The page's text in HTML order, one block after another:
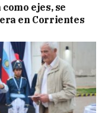
ejes, se
en Corrientes